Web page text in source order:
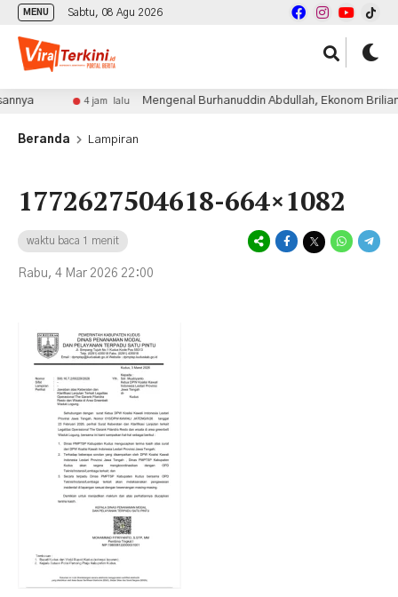
MENU Sabtu, 08 Agu 2026
4 jam lalu Mengenal Burhanuddin Abdullah, Ekonom Brilian
Beranda Lampiran
1772627504618-664×1082
waktu baca 1 menit
Rabu, 4 Mar 2026 22:00